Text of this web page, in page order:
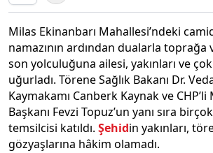
Milas Ekinanbarı Mahallesi’ndeki
namazının ardından dualarla toprağa
son yolculuğuna ailesi, yakınları ve
uğurladı. Törene Sağlık Bakanı Dr.
Kaymakamı Canberk Kaynak ve
Başkanı Fevzi Topuz’un yanı sıra
temsilcisi katıldı. Şehidin yakınları,
gözyaşlarına hâkim olamadı.